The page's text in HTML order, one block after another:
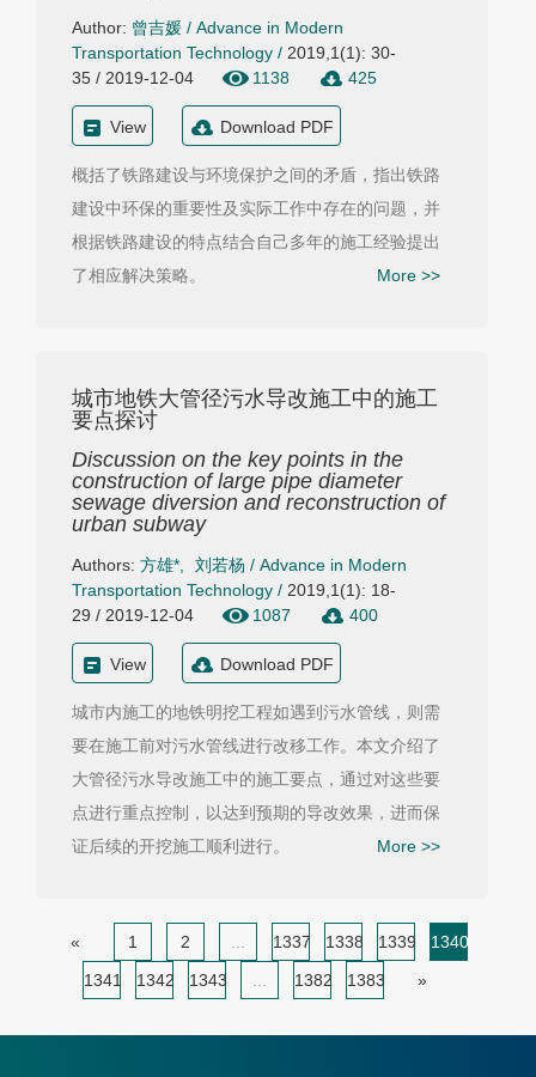
Author: 曾吉媛 / Advance in Modern
Transportation Technology / 2019,1(1): 30-
35 / 2019-12-04
1138 425
View Download PDF
概括了铁路建设与环境保护之间的矛盾，指出铁路
建设中环保的重要性及实际工作中存在的问题，并
根据铁路建设的特点结合自己多年的施工经验提出
了相应解决策略。
More >>
城市地铁大管径污水导改施工中的施工
要点探讨
Discussion on the key points in the
construction of large pipe diameter
sewage diversion and reconstruction of
urban subway
Authors: 方雄* 刘若杨 / Advance in Modern
Transportation Technology / 2019,1(1): 18-
29 / 2019-12-04
1087 400
View Download PDF
城市内施工的地铁明挖工程如遇到污水管线，则需
要在施工前对污水管线进行改移工作。本文介绍了
大管径污水导改施工中的施工要点，通过对这些要
点进行重点控制，以达到预期的导改效果，进而保
证后续的开挖施工顺利进行。
More >>
« 1 2 1337 1338 1339
1340
1341
1342 1343 1382 1383 »